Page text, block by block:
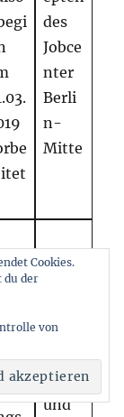
des
Jobce
nter
Berli
n-
Mitte
und
Vertr
ginn
und
Cookies.
du der
von